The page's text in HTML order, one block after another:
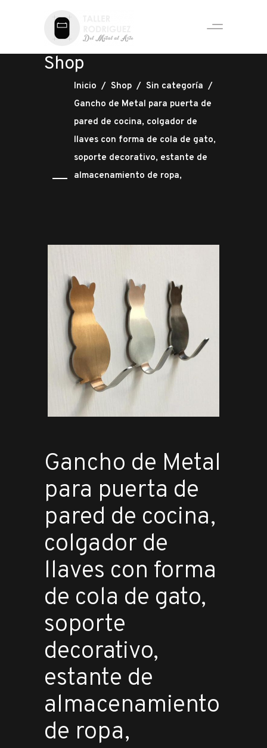
Shop
Inicio / Shop / Sin categoría /
Gancho de Metal para puerta de
pared de cocina, colgador de
llaves con forma de cola de gato,
soporte decorativo, estante de
almacenamiento de ropa,
Gancho de Metal
para puerta de
pared de cocina,
colgador de
llaves con forma
de cola de gato,
soporte
decorativo,
estante de
almacenamiento
de ropa,